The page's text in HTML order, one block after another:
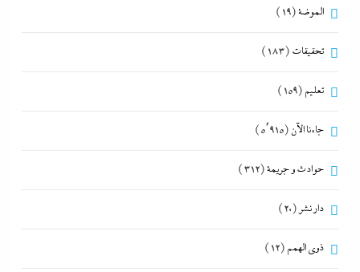
الموضة(19)
تحقيقات (183)
تعليم (159)
جاءنا الآن (5٬915)
حوادث و جريمة(312)
دار نشر (20)
ذوى الهمم (12)